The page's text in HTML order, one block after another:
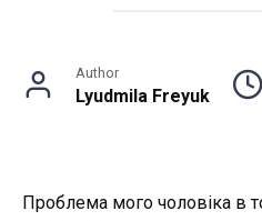
Author
Lyudmila Freyuk
Проблема мого чоловіка в